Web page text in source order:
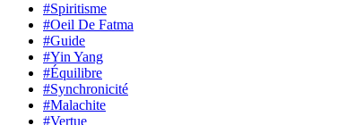
#Spiritisme
#Oeil De Fatma
#Guide
#Yin Yang
#Équilibre
#Synchronicité
#Malachite
#Vertue